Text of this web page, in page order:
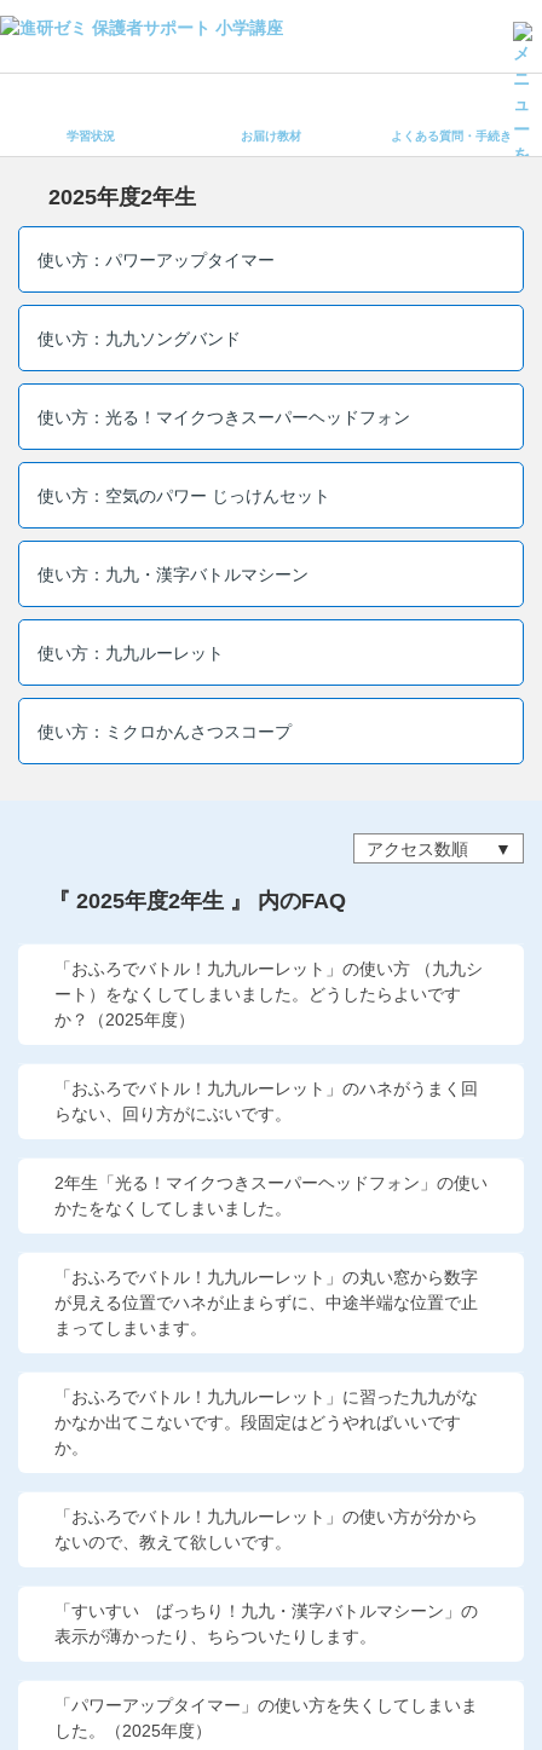
よくある質問・手続き
会員ページへログイン
よくある質問・お問い合わせ
お問い合わせ窓口
他の講座のよくある質問・手続きはこちら
こどもちゃれんじ
進研ゼミ 中学講座 中高一貫
進研ゼミ小学講座のご紹介はこちら
学習状況 お届け教材 よくある質問・手続き
2025年度2年生
使い方：パワーアップタイマー
使い方：九九ソングバンド
使い方：光る！マイクつきスーパーヘッドフォン
使い方：空気のパワー じっけんセット
使い方：九九・漢字バトルマシーン
使い方：九九ルーレット
使い方：ミクロかんさつスコープ
アクセス数順
『 2025年度2年生 』 内のFAQ
「おふろでバトル！九九ルーレット」の使い方 （九九シ
ート）をなくしてしまいました。どうしたらよいです
か？（2025年度）
「おふろでバトル！九九ルーレット」のハネがうまく回
らない、回り方がにぶいです。
2年生「光る！マイクつきスーパーヘッドフォン」の使い
かたをなくしてしまいました。
「おふろでバトル！九九ルーレット」の丸い窓から数字
が見える位置でハネが止まらずに、中途半端な位置で止
まってしまいます。
「おふろでバトル！九九ルーレット」に習った九九がな
かなか出てこないです。段固定はどうやればいいです
か。
「おふろでバトル！九九ルーレット」の使い方が分から
ないので、教えて欲しいです。
「すいすい ばっちり！九九・漢字バトルマシーン」の
表示が薄かったり、ちらついたりします。
「パワーアップタイマー」の使い方を失くしてしまいま
した。（2025年度）